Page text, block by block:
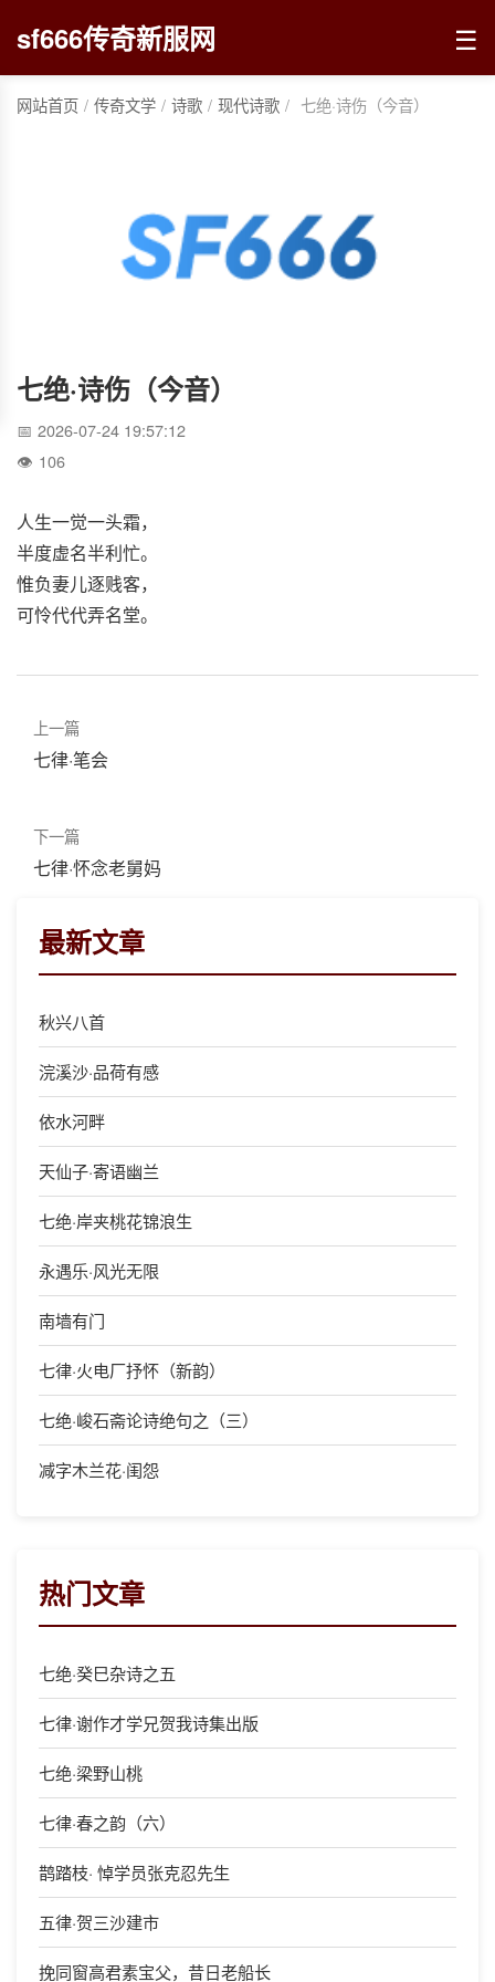
sf666传奇新服网 ☰
网站首页 / 传奇文学 / 诗歌 / 现代诗歌 / 七绝·诗伤（今音）
七绝·诗伤（今音）
2026-07-24 19:57:12
106
人生一觉一头霜，
半度虚名半利忙。
惟负妻儿逐贱客，
可怜代代弄名堂。
上一篇
七律·笔会
下一篇
七律·怀念老舅妈
最新文章
秋兴八首
浣溪沙·品荷有感
依水河畔
天仙子·寄语幽兰
七绝·岸夹桃花锦浪生
永遇乐·风光无限
南墙有门
七律·火电厂抒怀（新韵）
七绝·峻石斋论诗绝句之（三）
减字木兰花·闺怨
热门文章
七绝·癸巳杂诗之五
七律·谢作才学兄贺我诗集出版
七绝·梁野山桃
七律·春之韵（六）
鹊踏枝· 悼学员张克忍先生
五律·贺三沙建市
挽同窗高君素宝父，昔日老船长